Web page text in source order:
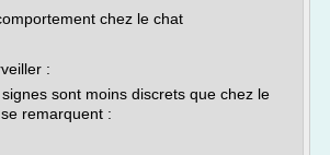
chez le chat
:
sont moins discrets que chez le
remarquent :